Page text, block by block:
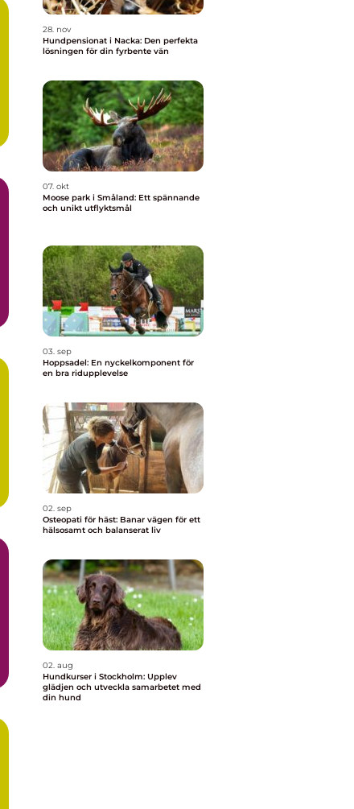
28. nov
Hundpensionat i Nacka: Den perfekta
lösningen för din fyrbente vän
07. okt
Moose park i Småland: Ett spännande
och unikt utflyktsmål
03. sep
Hoppsadel: En nyckelkomponent för
en bra ridupplevelse
02. sep
Osteopati för häst: Banar vägen för ett
hälsosamt och balanserat liv
02. aug
Hundkurser i Stockholm: Upplev
glädjen och utveckla samarbetet med
din hund